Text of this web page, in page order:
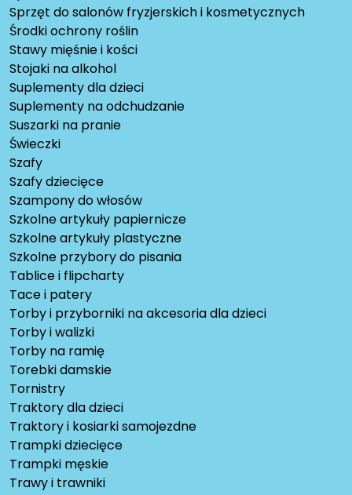
Sprzęt do salonów fryzjerskich i kosmetycznych
Środki ochrony roślin
Stawy mięśnie i kości
Stojaki na alkohol
Suplementy dla dzieci
Suplementy na odchudzanie
Suszarki na pranie
Świeczki
Szafy
Szafy dziecięce
Szampony do włosów
Szkolne artykuły papiernicze
Szkolne artykuły plastyczne
Szkolne przybory do pisania
Tablice i flipcharty
Tace i patery
Torby i przyborniki na akcesoria dla dzieci
Torby i walizki
Torby na ramię
Torebki damskie
Tornistry
Traktory dla dzieci
Traktory i kosiarki samojezdne
Trampki dziecięce
Trampki męskie
Trawy i trawniki